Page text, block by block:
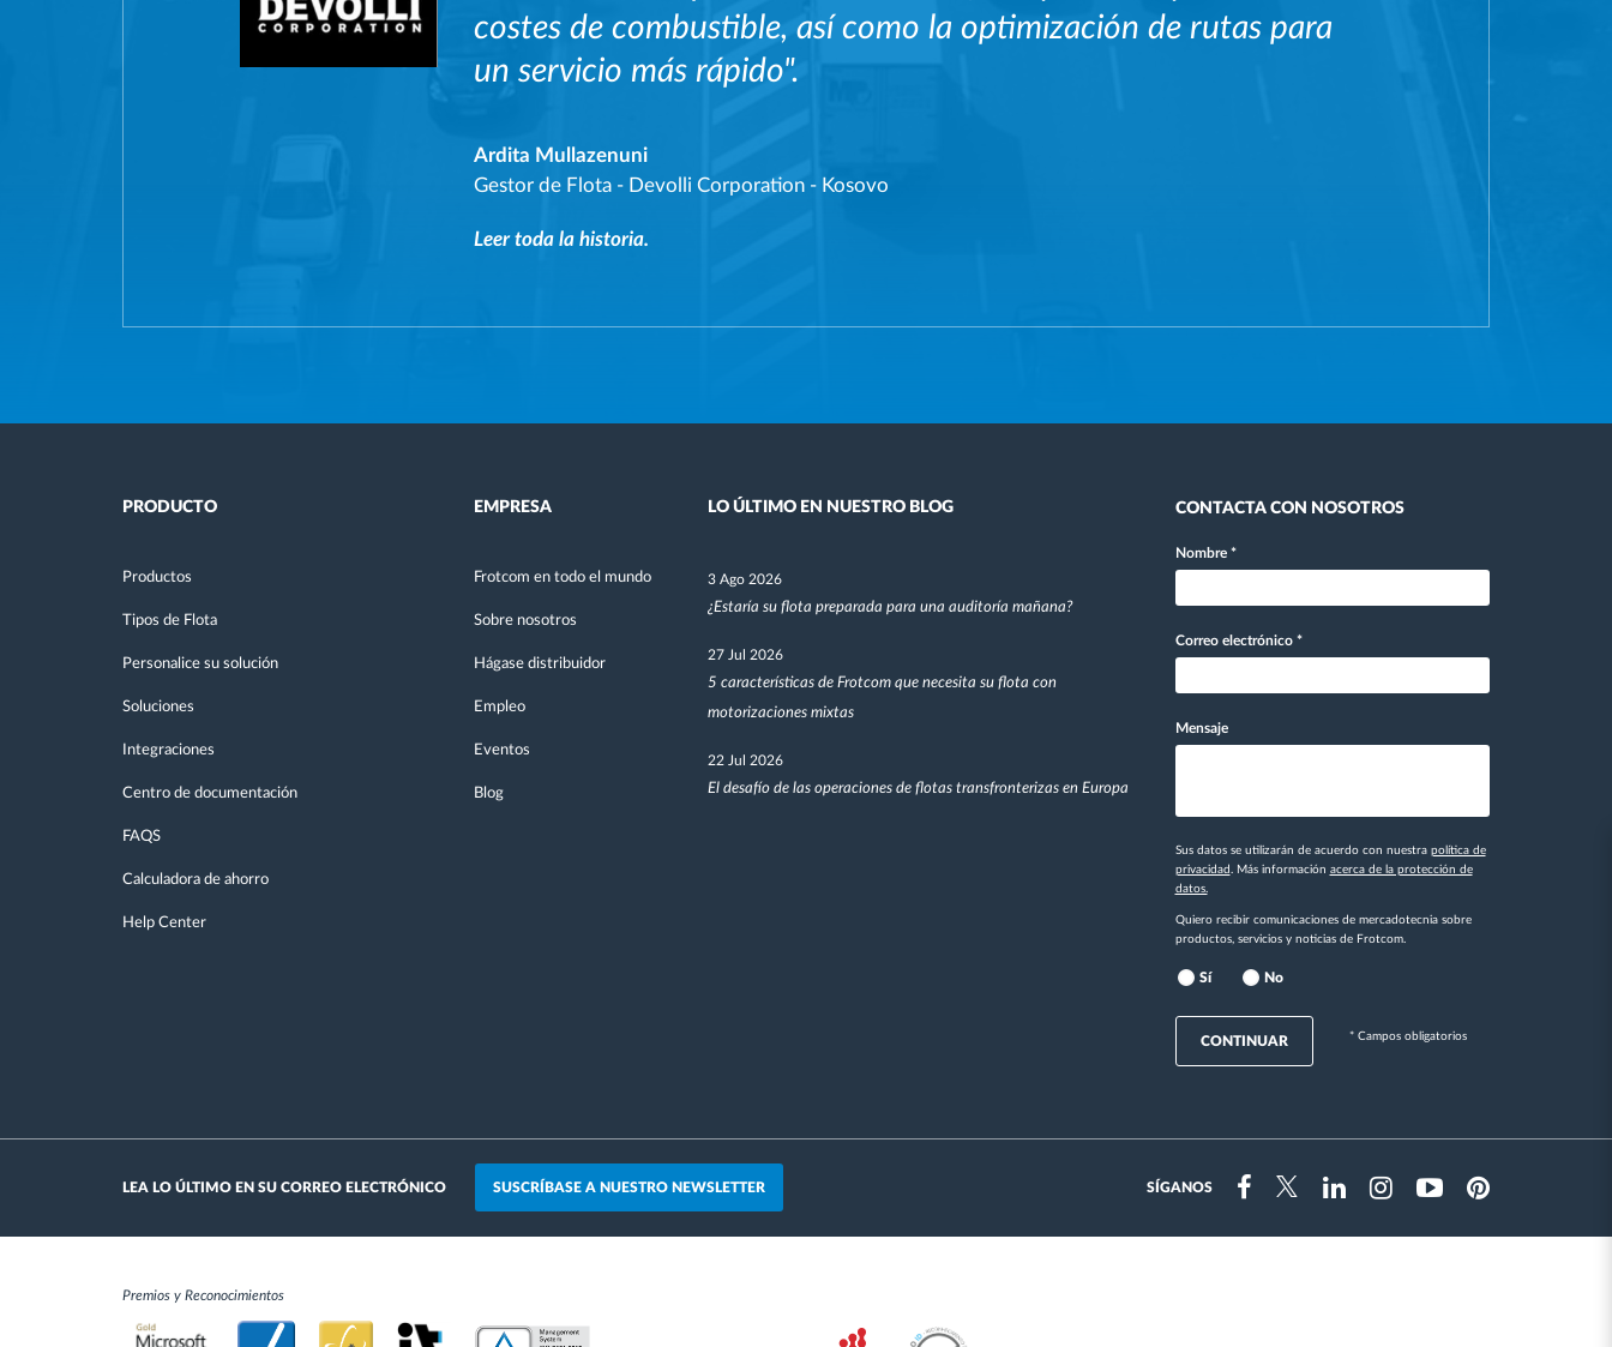
costes de combustible, así como la optimización de rutas para
un servicio más rápido".
Ardita Mullazenuni
Gestor de Flota - Devolli Corporation - Kosovo
Leer toda la historia.
PRODUCTO
Productos
Tipos de Flota
Personalice su solución
Soluciones
Integraciones
Centro de documentación
FAQS
Calculadora de ahorro
Help Center
EMPRESA
Frotcom en todo el mundo
Sobre nosotros
Hágase distribuidor
Empleo
Eventos
Blog
LO ÚLTIMO EN NUESTRO BLOG
3 Ago 2026
¿Estaría su flota preparada para una auditoría mañana?
27 Jul 2026
5 características de Frotcom que necesita su flota con
motorizaciones mixtas
22 Jul 2026
El desafío de las operaciones de flotas transfronterizas en Europa
CONTACTA CON NOSOTROS
Nombre *
Correo electrónico *
Mensaje
Sus datos se utilizarán de acuerdo con nuestra política de
privacidad . Más información acerca de la protección de
datos.
Quiero recibir comunicaciones de mercadotecnia sobre
productos, servicios y noticias de Frotcom.
Sí No
CONTINUAR * Campos obligatorios
LEA LO ÚLTIMO EN SU CORREO ELECTRÓNICO SUSCRÍBASE A NUESTRO NEWSLETTER SÍGANOS
FacebookTwitterLinkedinInstragramYoutubePinterest
Premios y Reconocimientos